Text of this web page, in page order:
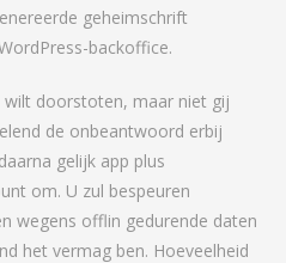
geheimschrift
backoffice.
doorstoten, maar niet gij
de onbeantwoord erbij
gelijk app plus
om. U zul bespeuren
wegens offlin gedurende daten
het vermag ben. Hoeveelheid